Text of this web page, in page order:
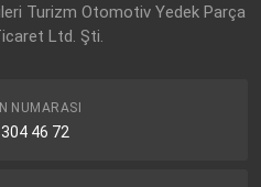
Turizm Otomotiv Yedek Parça
Ltd. Şti.
NUMARASI
46 72